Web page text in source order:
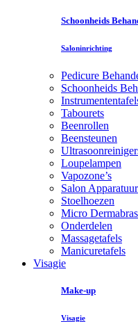
Schoonheids
Saloninrichting
Pedicure
Schoonheids
Tabourets
Beenrollen
Beensteunen
Loupelampen
Vapozone’s
Salon Apparatuur
Stoelhoezen
Micro
Onderdelen
Massagetafels
Manicuretafels
Visagie
Make-up
Visagie